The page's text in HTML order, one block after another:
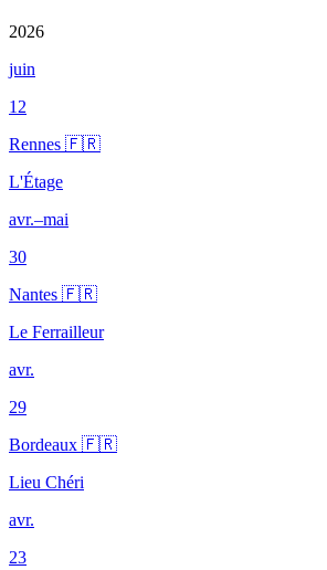
2026
juin
12
Rennes 🇫🇷
L'Étage
avr.–mai
30
Nantes 🇫🇷
Le Ferrailleur
avr.
29
Bordeaux 🇫🇷
Lieu Chéri
avr.
23